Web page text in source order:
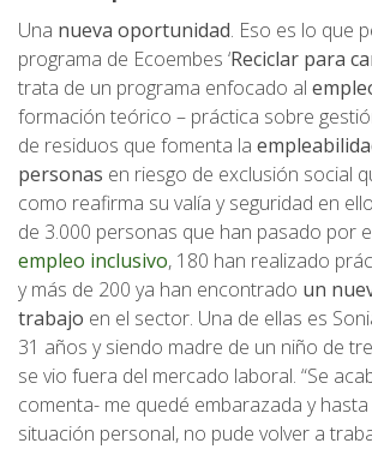
Una nueva oportunidad. Eso es lo que
programa de Ecoembes ‘Reciclar para
trata de un programa enfocado al
formación teórico – práctica sobre
de residuos que fomenta la
personas en riesgo de exclusión social
como reafirma su valía y seguridad en
de 3.000 personas que han pasado por
empleo inclusivo, 180 han realizado
y más de 200 ya han encontrado un
trabajo en el sector. Una de ellas es
31 años y siendo madre de un niño de
se vio fuera del mercado laboral. “Se
comenta- me quedé embarazada y
situación personal, no pude volver a